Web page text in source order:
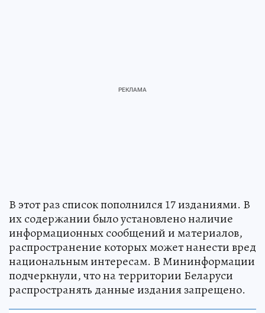
В этот раз список пополнился 17 изданиями. В
их содержании было установлено наличие
информационных сообщений и материалов,
распространение которых может нанести вред
национальным интересам. В Мининформации
подчеркнули, что на территории Беларуси
распространять данные издания запрещено.